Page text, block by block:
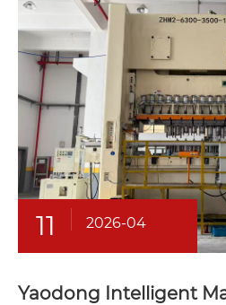
11 2026-04
Yaodong Intelligent